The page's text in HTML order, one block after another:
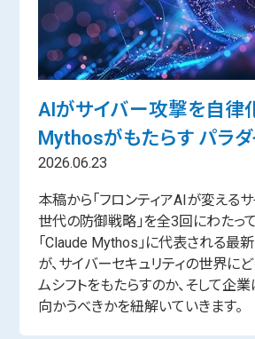
AIがサイバー攻撃を自律
Mythosがもたらす パラダ
2026.06.23
本稿から「フロンティアAIが変える
世代の防御戦略」を全3回にわたって
「Claude Mythos」に代表される最
が、サイバーセキュリティの世界に
ムシフトをもたらすのか、そして企
向かうべきかを紐解いていきます。